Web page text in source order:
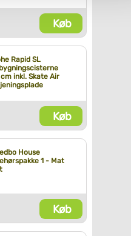
Køb
Rapid SL
cm inkl. Skate Air
Køb
House
1 - Mat
Køb